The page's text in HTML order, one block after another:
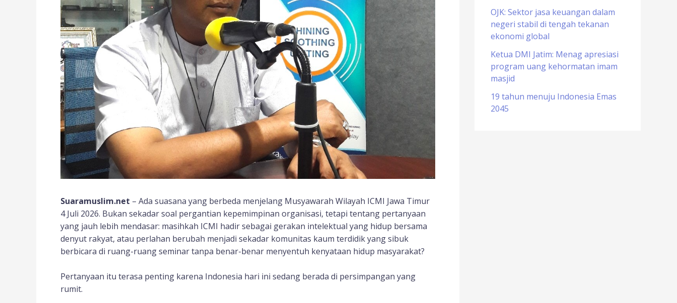
Suaramuslim.net – Ada suasana yang berbeda menjelang Musyawarah Wilayah ICMI Jawa Timur
4 Juli 2026. Bukan sekadar soal pergantian kepemimpinan organisasi, tetapi tentang pertanyaan
yang jauh lebih mendasar: masihkah ICMI hadir sebagai gerakan intelektual yang hidup bersama
denyut rakyat, atau perlahan berubah menjadi sekadar komunitas kaum terdidik yang sibuk
berbicara di ruang-ruang seminar tanpa benar-benar menyentuh kenyataan hidup masyarakat?
Pertanyaan itu terasa penting karena Indonesia hari ini sedang berada di persimpangan yang
rumit.
OJK: Sektor jasa keuangan dalam
negeri stabil di tengah tekanan
ekonomi global
Ketua DMI Jatim: Menag apresiasi
program uang kehormatan imam
masjid
19 tahun menuju Indonesia Emas
2045